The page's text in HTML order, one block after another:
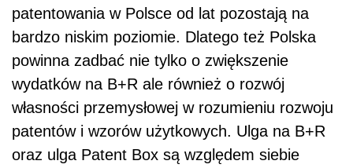
patentowania w Polsce od lat pozostają na
bardzo niskim poziomie. Dlatego też Polska
powinna zadbać nie tylko o zwiększenie
wydatków na B+R ale również o rozwój
własności przemysłowej w rozumieniu rozwoju
patentów i wzorów użytkowych. Ulga na B+R
oraz ulga Patent Box są względem siebie